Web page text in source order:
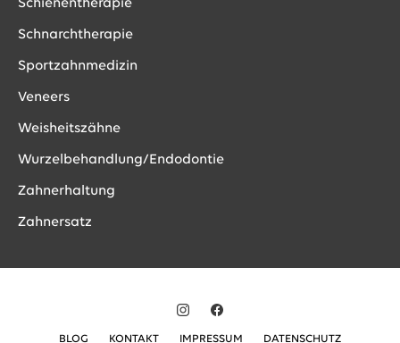
Schienentherapie
Schnarchtherapie
Sportzahnmedizin
Veneers
Weisheitszähne
Wurzelbehandlung/Endodontie
Zahnerhaltung
Zahnersatz
BLOG KONTAKT IMPRESSUM DATENSCHUTZ